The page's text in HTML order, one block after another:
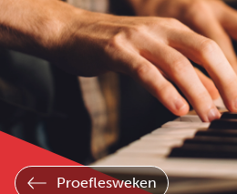
Proeflesweken